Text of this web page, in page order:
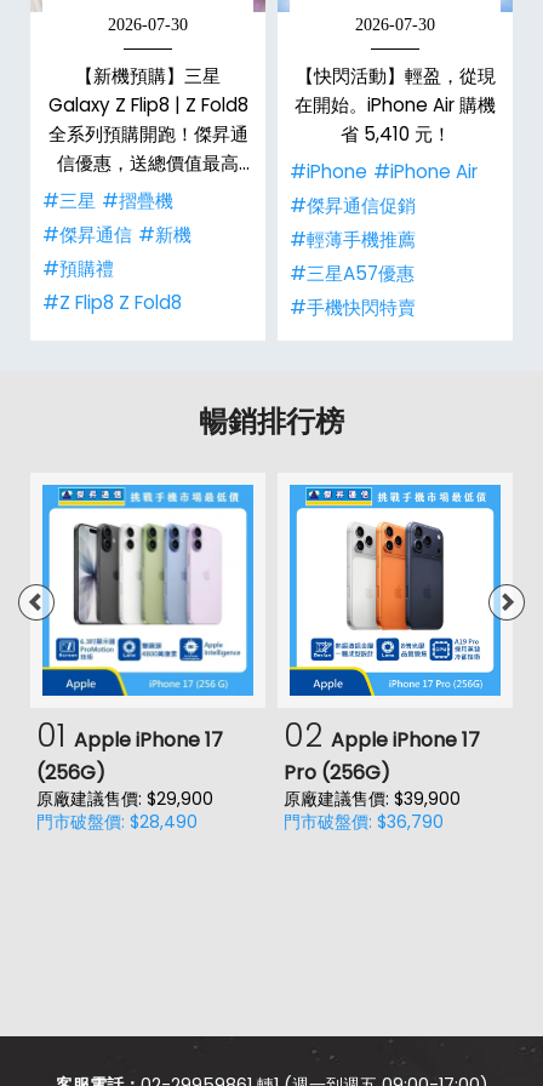
2026-07-30
【新機預購】三星
Galaxy Z Flip8 | Z Fold8
全系列預購開跑！傑昇通
信優惠，送總價值最高
$2,180 好禮
#三星 #摺疊機
#傑昇通信 #新機
#預購禮
#Z Flip8 Z Fold8
2026-07-30
【快閃活動】輕盈，從現
在開始。iPhone Air 購機
省 5,410 元！
#iPhone #iPhone Air
#傑昇通信促銷
#輕薄手機推薦
#三星A57優惠
#手機快閃特賣
暢銷排行榜
01 Apple iPhone 17
(256G)
原廠建議售價: $29,900
門市破盤價: $28,490
02 Apple iPhone 17
Pro (256G)
原廠建議售價: $39,900
門市破盤價: $36,790